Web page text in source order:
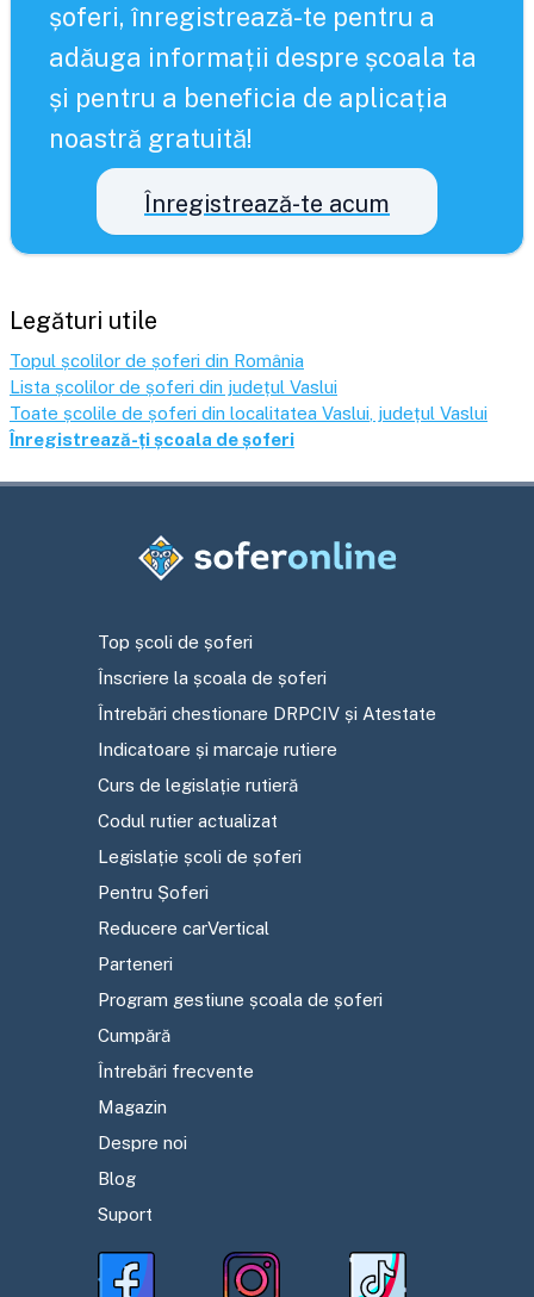
șoferi, înregistrează-te pentru a
adăuga informații despre școala ta
și pentru a beneficia de aplicația
noastră gratuită!
Înregistrează-te acum
Legături utile
Topul școlilor de șoferi din România
Lista școlilor de șoferi din județul Vaslui
Toate școlile de șoferi din localitatea Vaslui , județul Vaslui
Înregistrează-ți școala de șoferi
Top școli de șoferi
Înscriere la școala de șoferi
Întrebări chestionare DRPCIV și Atestate
Indicatoare și marcaje rutiere
Curs de legislație rutieră
Codul rutier actualizat
Legislație școli de șoferi
Pentru Șoferi
Reducere carVertical
Parteneri
Program gestiune școala de șoferi
Cumpără
Întrebări frecvente
Magazin
Despre noi
Blog
Suport